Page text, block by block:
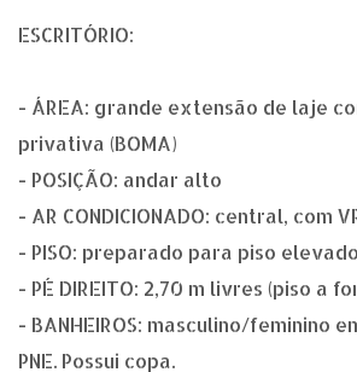
ESCRITÓRIO:
- ÁREA: grande extensão de laje
privativa (BOMA)
- POSIÇÃO: andar alto
- AR CONDICIONADO: central, com
- PISO: preparado para piso
- PÉ DIREITO: 2,70 m livres (piso a
- BANHEIROS: masculino/feminino
PNE. Possui copa.